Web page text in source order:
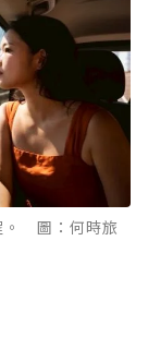
。 圖：何時旅